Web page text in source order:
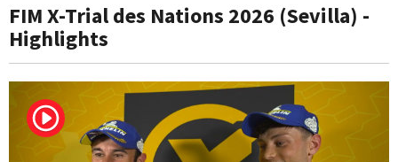
FIM X-Trial des Nations 2026 (Sevilla) -
Highlights